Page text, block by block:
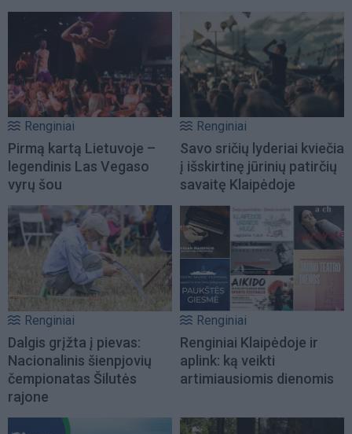
Renginiai
Pirmą kartą Lietuvoje –
legendinis Las Vegaso
vyrų šou
Renginiai
Savo sričių lyderiai kviečia
į išskirtinę jūrinių patirčių
savaitę Klaipėdoje
Renginiai
Dalgis grįžta į pievas:
Nacionalinis šienpjovių
čempionatas Šilutės
rajone
Renginiai
Renginiai Klaipėdoje ir
aplink: ką veikti
artimiausiomis dienomis